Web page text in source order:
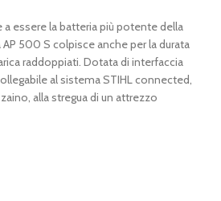
a essere la batteria più potente della
AP 500 S colpisce anche per la durata
raddoppiati. Dotata di interfaccia
al sistema STIHL connected,
alla stregua di un attrezzo